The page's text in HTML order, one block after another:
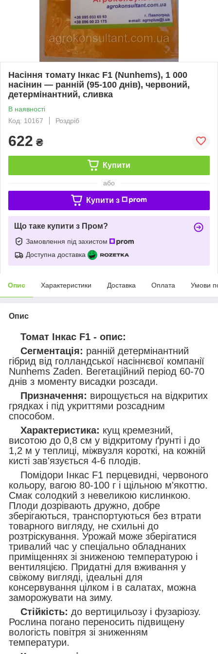
Насіння томату Інкас F1 (Nunhems), 1 000
насінин — ранній (95-100 днів), червоний,
детермінантний, сливка
В наявності
Код: 10167
Роздріб
622 ₴
Купити
або
Купити з
Що таке купити з Пром?
Замовлення під захистом
Доступна доставка
Опис Характеристики Доставка Оплата Умови
Опис
Томат Інкас F1 - опис:
Сегментація: ранній детермінантний
гібрид від голландської насіннєвої компанії
Nunhems Zaden. Вегетаційний період 60-70
днів з моменту висадки розсади.
Призначення: вирощується на відкритих
грядках і під укриттями розсадним
способом.
Характеристика: кущ кремезний,
висотою до 0,8 см у відкритому ґрунті і до
1,2 м у теплиці, міжвузля короткі, на кожній
кисті зав'язується 4-6 плодів.
Помідори Інкас F1 перцевидні, червоного
кольору, вагою 80-100 г і щільною м'якоттю.
Смак солодкий з невеликою кислинкою.
Плоди дозрівають дружно, добре
зберігаються, транспортуються без втрати
товарного вигляду, не схильні до
розтріскування. Урожай може зберігатися
тривалий час у спеціально обладнаних
приміщеннях зі зниженою температурою і
вентиляцією. Придатні для вживання у
свіжому вигляді, ідеальні для
консервування цілком і в салатах, можна
заморожувати на зиму.
Стійкість: до вертицильозу і фузаріозу.
Рослина погано переносить підвищену
вологість повітря зі зниженням
температури.